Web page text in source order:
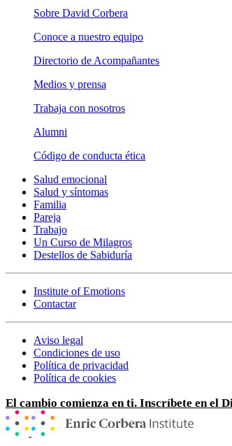
Sobre David Corbera
Conoce a nuestro equipo
Directorio de Acompañantes
Medios y prensa
Trabaja con nosotros
Alumni
Código de conducta ética
Salud emocional
Salud y síntomas
Familia
Pareja
Trabajo
Un Curso de Milagros
Destellos de Sabiduría
Institute of Emotions
Contactar
Aviso legal
Condiciones de uso
Política de privacidad
Política de cookies
El cambio comienza en ti. Inscríbete en el